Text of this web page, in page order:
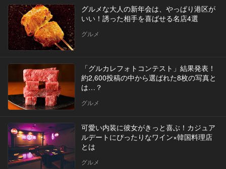
グルメな大人の新年会は、やっぱり港区が
いい！誘った相手を喜ばせる名店4選
グルメ
「グルカレフォトコンテスト」結果発表！
約2,600投稿の中から選ばれた8枚の写真と
は…？
グルメ
可愛い内装に彼女がきっと喜ぶ！カジュア
ルデートにぴったりなワイン×韓国料理店
とは
グルメ